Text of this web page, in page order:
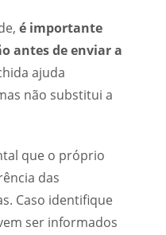
é importante
antes de enviar a
ajuda
não substitui a
que o próprio
das
Caso identifique
ser informados